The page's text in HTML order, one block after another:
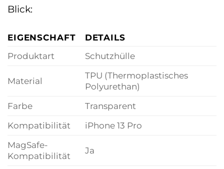
Blick:
EIGENSCHAFT
DETAILS
Produktart
Schutzhülle
Material
TPU (Thermoplastisches
Polyurethan)
Farbe
Transparent
Kompatibilität
iPhone 13 Pro
MagSafe-
Kompatibilität
Ja